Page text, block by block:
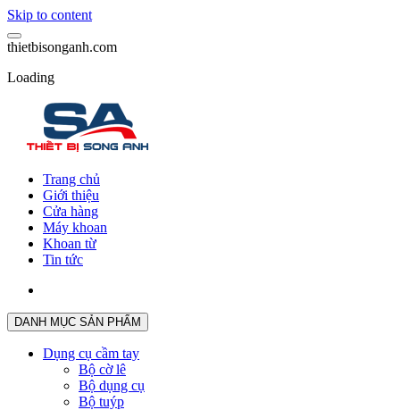
Skip to content
thietbisonganh.com
Loading
Trang chủ
Giới thiệu
Cửa hàng
Máy khoan
Khoan từ
Tin tức
DANH MỤC SẢN PHẨM
Dụng cụ cầm tay
Bộ cờ lê
Bộ dụng cụ
Bộ tuýp